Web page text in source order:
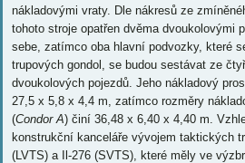
nákladovými vraty. Dle nákresů ze
tohoto stroje opatřen dvěma dvoukolovými
sebe, zatímco oba hlavní podvozky, které
trupových gondol, se budou sestávat ze
dvoukolových pojezdů. Jeho nákladový
27,5 x 5,8 x 4,4 m, zatímco rozměry
(Condor A) činí 36,48 x 6,40 x 4,40 m.
konstrukční kanceláře vývojem taktických
(LVTS) a Il-276 (SVTS), které měly ve